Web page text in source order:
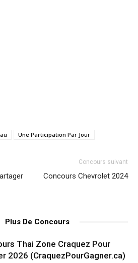
Une Participation Par Jour
Concours suivant
Concours Chevrolet 2024
Plus De Concours
Thai Zone Craquez Pour
2026 (CraquezPourGagner.ca)